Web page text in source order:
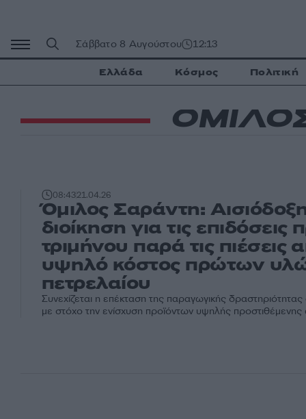
περιεχόμενο
Σάββατο 8 Αυγούστου 12:13
Ελλάδα Κόσμος Πολιτική
08:4321.04.26
Όμιλος Σαράντη:
διοίκηση για τις επιδόσεις
τριμήνου παρά τις πιέσεις
υψηλό κόστος πρώτων
πετρελαίου
Συνεχίζεται η επέκταση της παραγωγικής
με στόχο την ενίσχυση προϊόντων υψηλής προστιθέμενης